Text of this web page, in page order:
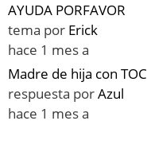
AYUDA PORFAVOR
tema por Erick
hace 1 mes a
Madre de hija con TOC
respuesta porAzul
hace 1 mes a